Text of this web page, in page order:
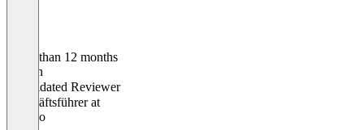
Older than 12 months
Florian
Validated Reviewer
Geschäftsführerat
koarl io